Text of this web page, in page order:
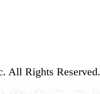
All Rights Reserved.